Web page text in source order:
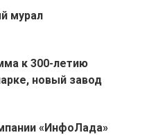
мурал
к 300-летию
новый завод
«ИнфоЛада»